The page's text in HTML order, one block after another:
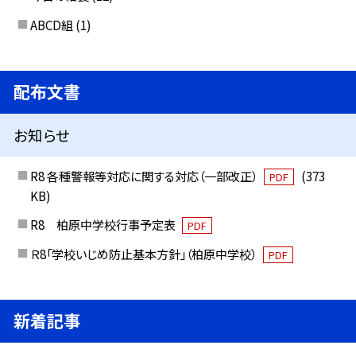
ABCD組 (1)
配布文書
お知らせ
R8 各種警報等対応に関する対応（一部改正） PDF
(373
KB)
R8 柏原中学校行事予定表
PDF
Ｒ8「学校いじめ防止基本方針」（柏原中学校） PDF
新着記事